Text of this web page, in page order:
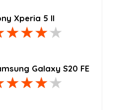
Xperia 5 II
Galaxy S20 FE